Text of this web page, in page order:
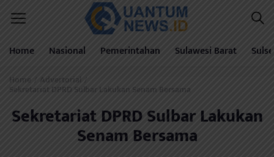
Home Nasional Pemerintahan Sulawesi Barat
Home / Advertorial /
Sekretariat DPRD Sulbar Lakukan Senam Bersama
Sekretariat DPRD Sulbar Lakukan
Senam Bersama